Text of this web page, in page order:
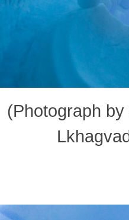
(Photograph